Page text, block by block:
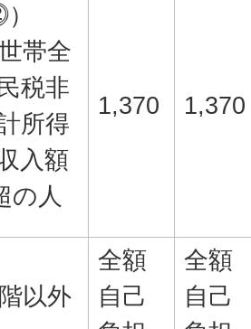
帯全
税非
所得
入額
の人
1,370 1,370
以外
全額
自己
全額
自己